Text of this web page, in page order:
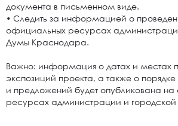
документа в письменном виде.
• Следить за информацией о
официальных ресурсах
Думы Краснодара.
Важно: информация о датах и местах
экспозиций проекта, а также о
и предложений будет опубликована
ресурсах администрации и